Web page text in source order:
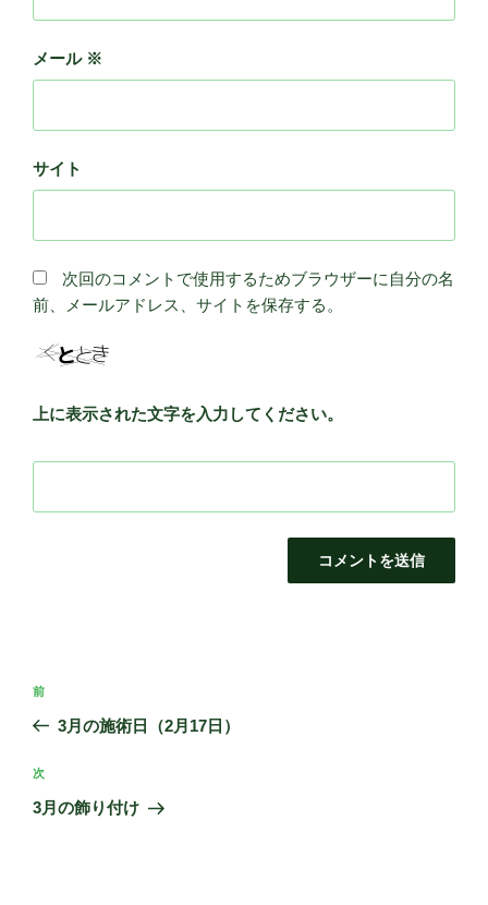
メール ※
サイト
次回のコメントで使用するためブラウザーに自分の名
前、メールアドレス、サイトを保存する。
上に表示された文字を入力してください。
投
ビ
ゲ
前
の
稿
前
3月の施術日（2月17日）
次
の
次
3月の飾り付け